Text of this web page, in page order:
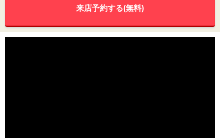
来店予約する(無料)